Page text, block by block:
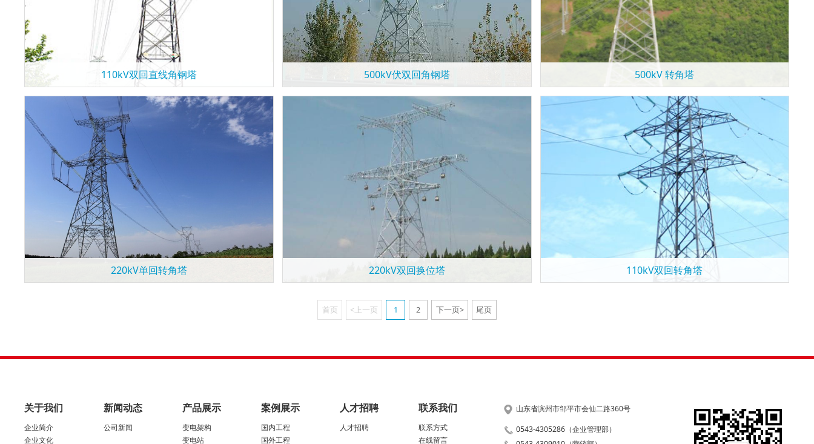
110kV双回直线角钢塔 500kV伏双回角钢塔 500kV 转角塔
220kV单回转角塔 220kV双回换位塔 110kV双回转角塔
首页 <上一页 1 2 下一页> 尾页
关于我们
企业简介
企业文化
新闻动态
公司新闻
产品展示
变电架构
变电站
案例展示
国内工程
国外工程
人才招聘
人才招聘
联系我们
联系方式
在线留言
山东省滨州市邹平市会仙二路360号
0543-4305286（企业管理部）